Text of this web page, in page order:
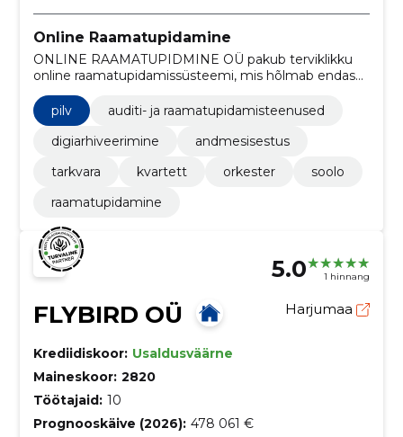
Online Raamatupidamine
ONLINE RAAMATUPIDMINE OÜ pakub terviklikku
online raamatupidamissüsteemi, mis hõlmab endas
tarkvara, digiarhiveerimist ning professionaalseid
töötajaid, kes aitavad klientidel tõhusalt ja
usaldusväärselt oma raamatupidamist hallata ja
optimeerida.
pilv
auditi- ja raamatupidamisteenused
digiarhiveerimine
andmesisestus
tarkvara
kvartett orkester
soolo
raamatupidamine
5.0 1 hinnang
FLYBIRD OÜ Harjumaa
Krediidiskoor: Usaldusväärne
Maineskoor: 2820
Töötajaid: 10
Prognooskäive (2026): 478 061 €